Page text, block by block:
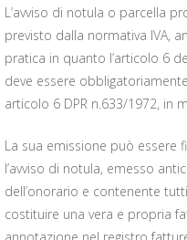
L’avviso di notula o parcella
previsto dalla normativa IVA,
pratica in quanto l’articolo 6
deve essere
articolo 6 DPR n.633/1972, in
La sua emissione può essere
l’avviso di notula, emesso
dell’onorario e contenente
costituire una vera e propria